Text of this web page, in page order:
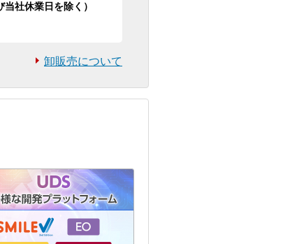
社休業日を除く）
卸販売について